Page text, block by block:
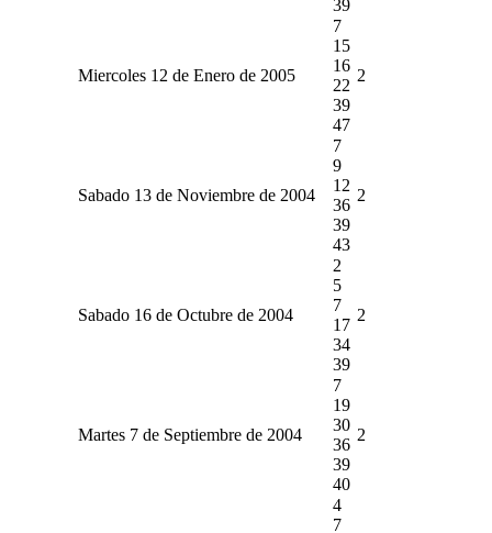
39
Miercoles 12 de Enero de 2005
7
15
16
22
39
47
2
Sabado 13 de Noviembre de 2004
7
9
12
36
39
43
2
Sabado 16 de Octubre de 2004
2
5
7
17
34
39
2
Martes 7 de Septiembre de 2004
7
19
30
36
39
40
2
4
7